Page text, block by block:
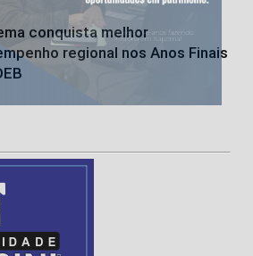
conquista melhor
regional nos Anos Finais